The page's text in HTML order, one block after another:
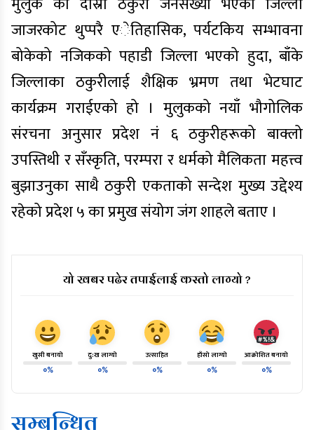
जाजरकोट थुप्परै एेतिहासिक, पर्यटकिय सम्भावना
बोकेको नजिकको पहाडी जिल्ला भएको हुदा, बाँके
जिल्लाका ठकुरीलाई शैक्षिक भ्रमण तथा भेटघाट
कार्यक्रम गराईएको हो । मुलुकको नयाँ भौगोलिक
संरचना अनुसार प्रदेश नं ६ ठकुरीहरूको बाक्लो
उपस्तिथी र सँस्कृति, परम्परा र धर्मको मैलिकता महत्त्व
बुझाउनुका साथै ठकुरी एकताको सन्देश मुख्य उद्देश्य
रहेको प्रदेश ५ का प्रमुख संयोग जंग शाहले बताए ।
यो खबर पढेर तपाईलाई कस्तो लाग्यो ?
खुसी बनायो
०%
दु:ख लाग्यो
०%
उत्साहित
०%
हाँसो लाग्यो
०%
आक्रोशित बनायो
०%
सम्बन्धित